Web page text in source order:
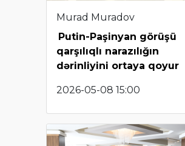
Murad Muradov
Putin-Paşinyan görüşü
qarşılıqlı narazılığın
dərinliyini ortaya qoyur
2026-05-08 15:00